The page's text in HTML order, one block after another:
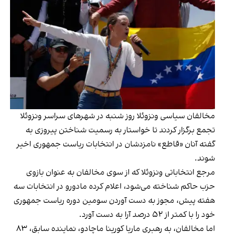
مخالفان سیاسی ونزوئلا روز شنبه در شهرهای سراسر ونزوئلا
تجمع برگزار کردند تا خواستار به رسمیت شناختن پیروزی به
گفته آنان «قاطع» نامزدشان در انتخابات ریاست جمهوری اخیر
شوند.
مرجع انتخاباتی ونزوئلا که از سوی مخالفان به عنوان بازوی
حزب حاکم شناخته می‌شود، اعلام کرده مادورو در انتخابات سه
هفته پیش، مجوز به دست آوردن سومین دوره ریاست جمهوری
خود را با کمتر از ۵۲ درصد آرا به دست آورد.
اما مخالفان، به رهبری ماریا کورینا ماچادو، نماینده سابق، ۸۳